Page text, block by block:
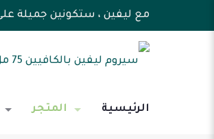
مع ليفين ، ستكونين جميلة
الرئيسية المتجر